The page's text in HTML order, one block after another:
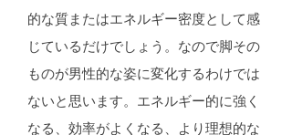
的な質またはエネルギー密度として感
じているだけでしょう。なので脚その
ものが男性的な姿に変化するわけでは
ないと思います。エネルギー的に強く
なる、効率がよくなる、より理想的な